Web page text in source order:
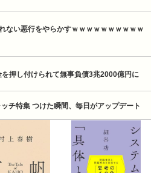
ない悪行をやらかすｗｗｗｗｗｗｗｗｗｗ
押し付けられて無事負債3兆2000億円に
チ特集 つけた瞬間、毎日がアップデート